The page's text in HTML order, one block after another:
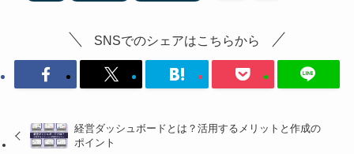
SNSでのシェアはこちらから
経営ダッシュボードとは？活用するメリットと作成の
ポイント